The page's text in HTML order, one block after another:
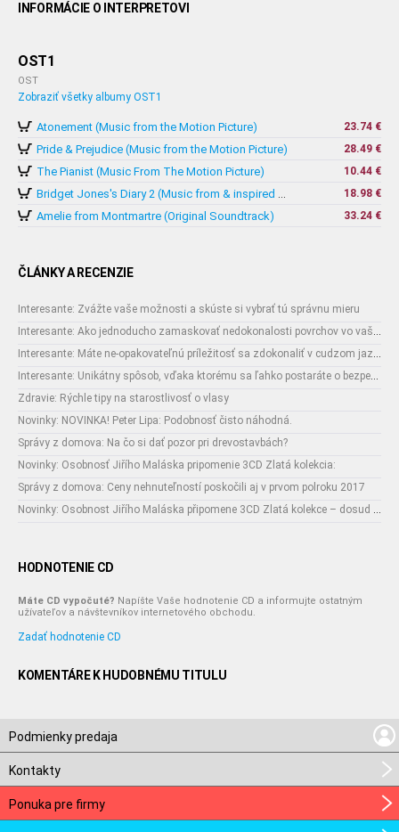
INFORMÁCIE O INTERPRETOVI
OST1
OST
Zobraziť všetky albumy OST1
Atonement (Music from the Motion Picture) 23.74 €
Pride & Prejudice (Music from the Motion Picture) 28.49 €
The Pianist (Music From The Motion Picture)
10.44 €
Bridget Jones's Diary 2 (Music from & inspired by The Motion Picture)
18.98 €
Amelie from Montmartre (Original Soundtrack) 33.24 €
ČLÁNKY A RECENZIE
Interesante: Zvážte vaše možnosti a skúste si vybrať tú správnu mieru
Interesante: Ako jednoducho zamaskovať nedokonalosti povrchov vo vašom interiéri
Interesante: Máte ne-opakovateľnú príležitosť sa zdokonaliť v cudzom jazyku
Interesante: Unikátny spôsob, vďaka ktorému sa ľahko postaráte o bezpečnosť vašich zásielok
Zdravie: Rýchle tipy na starostlivosť o vlasy
Novinky: NOVINKA! Peter Lipa: Podobnosť čisto náhodná.
Správy z domova: Na čo si dať pozor pri drevostavbách?
Novinky: Osobnosť Jiřího Maláska pripomenie 3CD Zlatá kolekcia:
Správy z domova: Ceny nehnuteľností poskočili aj v prvom polroku 2017
Novinky: Osobnost Jiřího Maláska připomene 3CD Zlatá kolekce – dosud nejobsáhlejší soubor nahrávek legendárního umělce!
HODNOTENIE CD
Máte CD vypočuté? Napíšte Vaše hodnotenie CD a informujte ostatným
užívateľov a návštevníkov internetového obchodu.
Zadať hodnotenie CD
KOMENTÁRE K HUDOBNÉMU TITULU
Podmienky predaja
Kontakty
Ponuka pre firmy